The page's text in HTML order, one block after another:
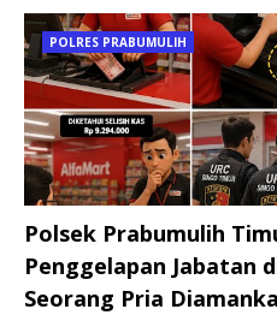
POLRES PRABUMULIH
Polsek Prabumulih
Penggelapan Jabatan
Seorang Pria